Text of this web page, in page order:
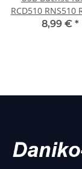
RCD510 RNS510
RCD RNS 510
8,99 € *